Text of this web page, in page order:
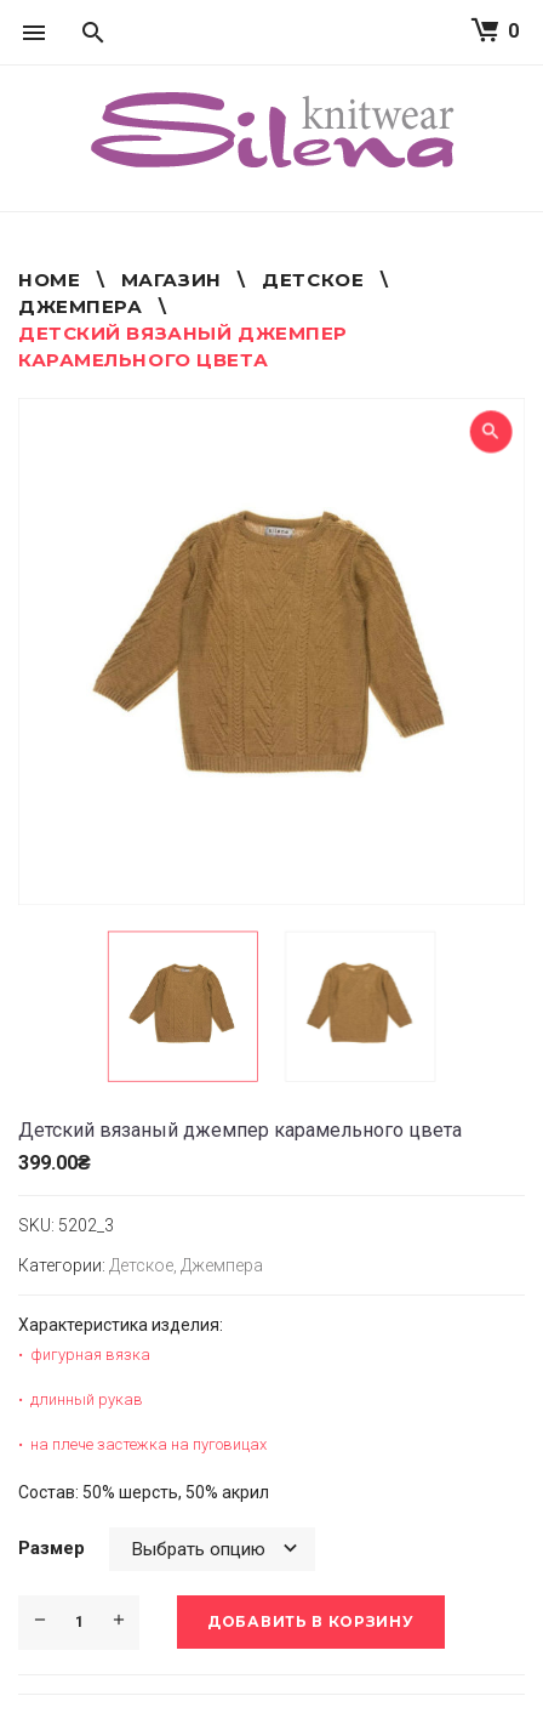
0
HOME \ МАГАЗИН \ ДЕТСКОЕ
\
ДЖЕМПЕРА
\
ДЕТСКИЙ ВЯЗАНЫЙ ДЖЕМПЕР
КАРАМЕЛЬНОГО ЦВЕТА
Детский вязаный джемпер карамельного цвета
399.00₴
SKU: 5202_3
Категории: Детское, Джемпера
Характеристика изделия:
фигурная вязка
длинный рукав
на плече застежка на пуговицах
Состав: 50% шерсть, 50% акрил
Размер
ДОБАВИТЬ В КОРЗИНУ